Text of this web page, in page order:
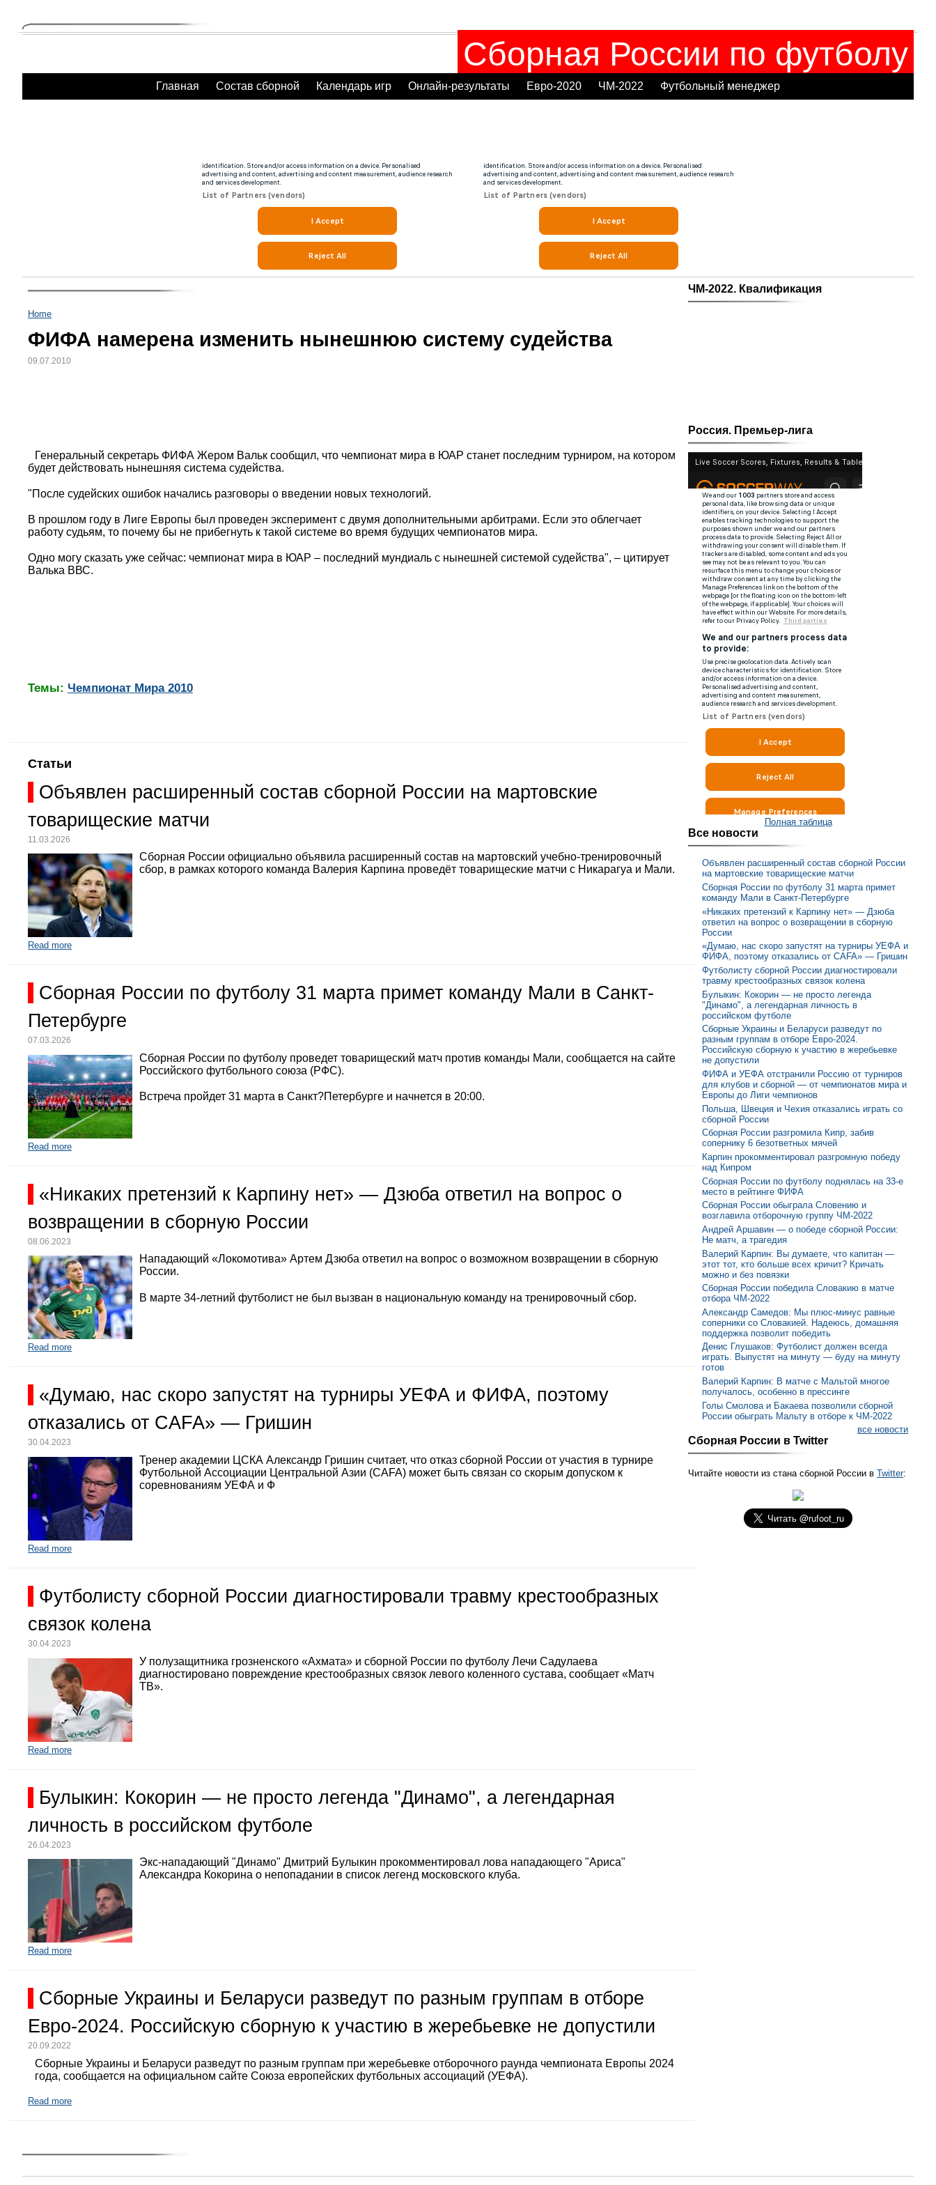
Сборная России по футболу
Главная Состав сборной Календарь игр Онлайн-результаты Евро-2020 ЧМ-2022 Футбольный менеджер
Home
ФИФА намерена изменить нынешнюю систему судейства
09.07.2010
Генеральный секретарь ФИФА Жером Вальк сообщил, что чемпионат мира в ЮАР станет последним турниром, на котором
будет действовать нынешняя система судейства.
"После судейских ошибок начались разговоры о введении новых технологий.
В прошлом году в Лиге Европы был проведен эксперимент с двумя дополнительными арбитрами. Если это облегчает
работу судьям, то почему бы не прибегнуть к такой системе во время будущих чемпионатов мира.
Одно могу сказать уже сейчас: чемпионат мира в ЮАР – последний мундиаль с нынешней системой судейства", – цитирует
Валька ВВС.
Темы: Чемпионат Мира 2010
Статьи
Объявлен расширенный состав сборной России на мартовские
товарищеские матчи
11.03.2026
Сборная России официально объявила расширенный состав на мартовский учебно-тренировочный
сбор, в рамках которого команда Валерия Карпина проведёт товарищеские матчи с Никарагуа и Мали.
Read more
Сборная России по футболу 31 марта примет команду Мали в Санкт-
Петербурге
07.03.2026
Сборная России по футболу проведет товарищеский матч против команды Мали, сообщается на сайте
Российского футбольного союза (РФС).
Встреча пройдет 31 марта в Санкт?Петербурге и начнется в 20:00.
Read more
«Никаких претензий к Карпину нет» — Дзюба ответил на вопрос о
возвращении в сборную России
08.06.2023
Нападающий «Локомотива» Артем Дзюба ответил на вопрос о возможном возвращении в сборную
России.
В марте 34-летний футболист не был вызван в национальную команду на тренировочный сбор.
Read more
«Думаю, нас скоро запустят на турниры УЕФА и ФИФА, поэтому
отказались от CAFA» — Гришин
30.04.2023
Тренер академии ЦСКА Александр Гришин считает, что отказ сборной России от участия в турнире
Футбольной Ассоциации Центральной Азии (CAFA) может быть связан со скорым допуском к
соревнованиям УЕФА и Ф
Read more
Футболисту сборной России диагностировали травму крестообразных
связок колена
30.04.2023
У полузащитника грозненского «Ахмата» и сборной России по футболу Лечи Садулаева
диагностировано повреждение крестообразных связок левого коленного сустава, сообщает «Матч
ТВ».
Read more
Булыкин: Кокорин — не просто легенда "Динамо", а легендарная
личность в российском футболе
26.04.2023
Экс-нападающий "Динамо" Дмитрий Булыкин прокомментировал лова нападающего "Ариса"
Александра Кокорина о непопадании в список легенд московского клуба.
Read more
Сборные Украины и Беларуси разведут по разным группам в отборе
Евро-2024. Российскую сборную к участию в жеребьевке не допустили
20.09.2022
Сборные Украины и Беларуси разведут по разным группам при жеребьевке отборочного раунда чемпионата Европы 2024
года, сообщается на официальном сайте Союза европейских футбольных ассоциаций (УЕФА).
Read more
ЧМ-2022. Квалификация
Россия. Премьер-лига
Полная таблица
Все новости
Объявлен расширенный состав сборной России
на мартовские товарищеские матчи
Сборная России по футболу 31 марта примет
команду Мали в Санкт-Петербурге
«Никаких претензий к Карпину нет» — Дзюба
ответил на вопрос о возвращении в сборную
России
«Думаю, нас скоро запустят на турниры УЕФА и
ФИФА, поэтому отказались от CAFA» — Гришин
Футболисту сборной России диагностировали
травму крестообразных связок колена
Булыкин: Кокорин — не просто легенда
"Динамо", а легендарная личность в
российском футболе
Сборные Украины и Беларуси разведут по
разным группам в отборе Евро-2024.
Российскую сборную к участию в жеребьевке
не допустили
ФИФА и УЕФА отстранили Россию от турниров
для клубов и сборной — от чемпионатов мира и
Европы до Лиги чемпионов
Польша, Швеция и Чехия отказались играть со
сборной России
Сборная России разгромила Кипр, забив
сопернику 6 безответных мячей
Карпин прокомментировал разгромную победу
над Кипром
Сборная России по футболу поднялась на 33-е
место в рейтинге ФИФА
Сборная России обыграла Словению и
возглавила отборочную группу ЧМ-2022
Андрей Аршавин — о победе сборной России:
Не матч, а трагедия
Валерий Карпин: Вы думаете, что капитан —
этот тот, кто больше всех кричит? Кричать
можно и без повязки
Сборная России победила Словакию в матче
отбора ЧМ-2022
Александр Самедов: Мы плюс-минус равные
соперники со Словакией. Надеюсь, домашняя
поддержка позволит победить
Денис Глушаков: Футболист должен всегда
играть. Выпустят на минуту — буду на минуту
готов
Валерий Карпин: В матче с Мальтой многое
получалось, особенно в прессинге
Голы Смолова и Бакаева позволили сборной
России обыграть Мальту в отборе к ЧМ-2022
все новости
Сборная России в Twitter
Читайте новости из стана сборной России в Twitter: